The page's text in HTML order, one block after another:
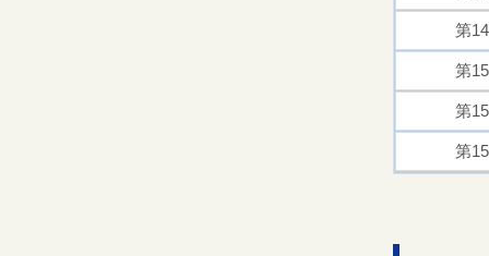
第
第
第
第